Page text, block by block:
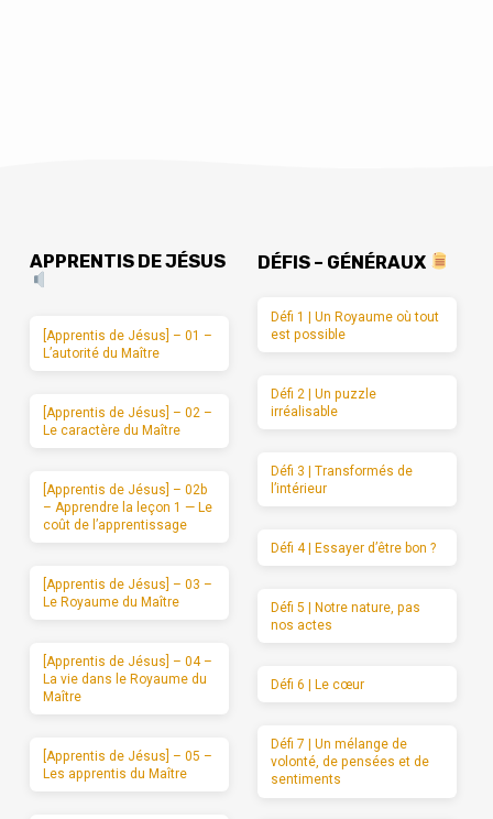
APPRENTIS DE JÉSUS
[Apprentis de Jésus] – 01 –
L’autorité du Maître
[Apprentis de Jésus] – 02 –
Le caractère du Maître
[Apprentis de Jésus] – 02b
– Apprendre la leçon 1 — Le
coût de l’apprentissage
[Apprentis de Jésus] – 03 –
Le Royaume du Maître
[Apprentis de Jésus] – 04 –
La vie dans le Royaume du
Maître
[Apprentis de Jésus] – 05 –
Les apprentis du Maître
DÉFIS – GÉNÉRAUX
Défi 1 | Un Royaume où tout
est possible
Défi 2 | Un puzzle
irréalisable
Défi 3 | Transformés de
l’intérieur
Défi 4 | Essayer d’être bon ?
Défi 5 | Notre nature, pas
nos actes
Défi 6 | Le cœur
Défi 7 | Un mélange de
volonté, de pensées et de
sentiments